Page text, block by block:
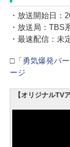
・放送開始日：
・放送局：TBS
・最速配信：未
□ 「勇気爆発バ
ージ
【オリジナルTV